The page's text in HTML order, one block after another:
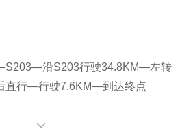
沿S203行驶34.8KM—左转
直行—行驶7.6KM—到达终点